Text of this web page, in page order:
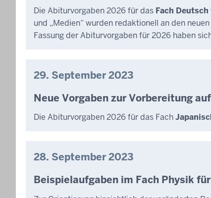
Die Abiturvorgaben 2026 für das Fach Deutsch
und „Medien“ wurden redaktionell an den
Fassung der Abiturvorgaben für 2026 haben
29. September 2023
Neue Vorgaben zur Vorbereitung
Die Abiturvorgaben 2026 für das Fach
28. September 2023
Beispielaufgaben im Fach Physik